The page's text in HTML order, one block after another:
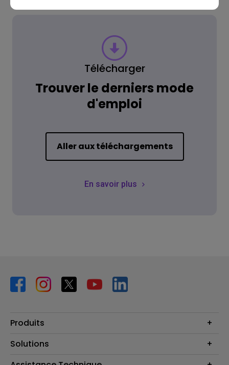
Télécharger
Trouver le derniers mode
d'emploi
Aller aux téléchargements
En savoir plus
Produits
Vidéoprojecteurs
Solutions
Business Display